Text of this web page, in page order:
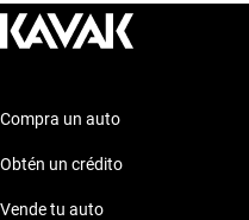
extendida, asegurando tu
cuentas con soporte
Compra un auto
Obtén un crédito
Vende tu auto